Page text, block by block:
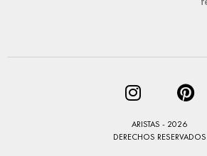
ARISTAS - 2026
DERECHOS RESERVADOS